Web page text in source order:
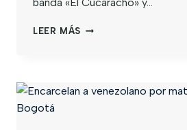
LEER MÁS